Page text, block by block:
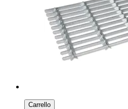
Carrello